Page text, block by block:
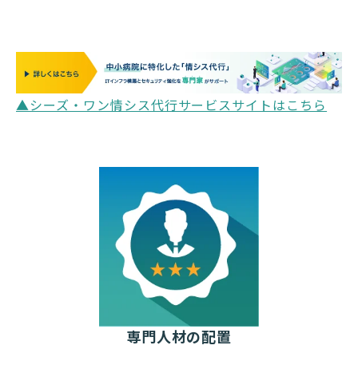
▲シーズ・ワン情シス代行サービスサイトはこちら
専門人材の配置